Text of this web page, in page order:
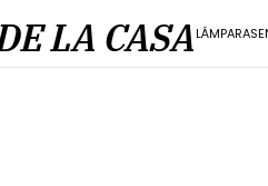
LA CASALÁMPARAS